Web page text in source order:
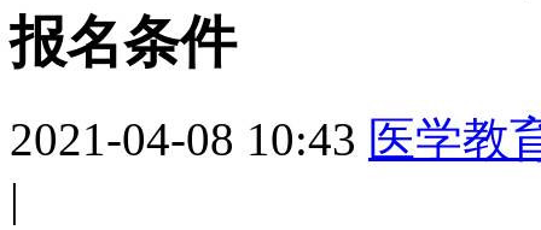
报名条件
2021-04-08 10:43 医学教
|